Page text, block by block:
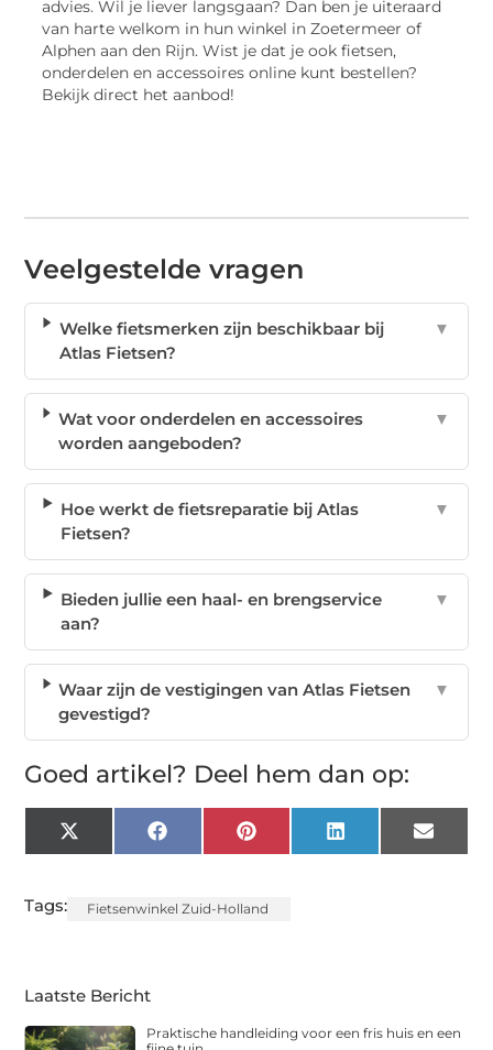
advies. Wil je liever langsgaan? Dan ben je uiteraard
van harte welkom in hun winkel in Zoetermeer of
Alphen aan den Rijn. Wist je dat je ook fietsen,
onderdelen en accessoires online kunt bestellen?
Bekijk direct het aanbod!
Veelgestelde vragen
Welke fietsmerken zijn beschikbaar bij
Atlas Fietsen?
▼
Wat voor onderdelen en accessoires
worden aangeboden?
▼
Hoe werkt de fietsreparatie bij Atlas
Fietsen?
▼
Bieden jullie een haal- en brengservice
aan?
▼
Waar zijn de vestigingen van Atlas Fietsen
gevestigd?
▼
Goed artikel? Deel hem dan op:
X
(Twitter)
FacebookPinterest LinkedIn Email
Tags: Fietsenwinkel Zuid-Holland
Laatste Bericht
Praktische handleiding voor een fris huis en een